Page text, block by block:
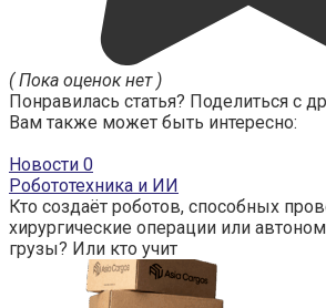
( Пока оценок нет )
Понравилась статья? Поделиться с
Вам также может быть интересно:
Новости 0
Робототехника и ИИ
Кто создаёт роботов, способных
хирургические операции или
грузы? Или кто учит